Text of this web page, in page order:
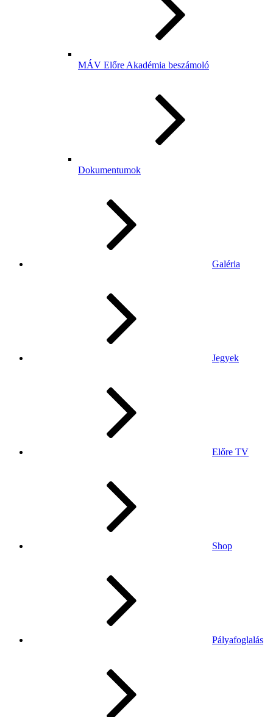
MÁV Előre Akadémia beszámoló
Dokumentumok
Galéria
Jegyek
Előre TV
Shop
Pályafoglalás